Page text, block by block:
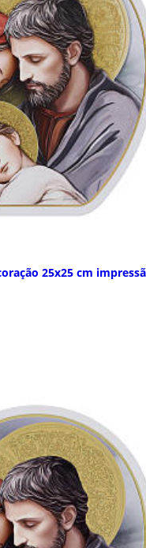
25x25 cm